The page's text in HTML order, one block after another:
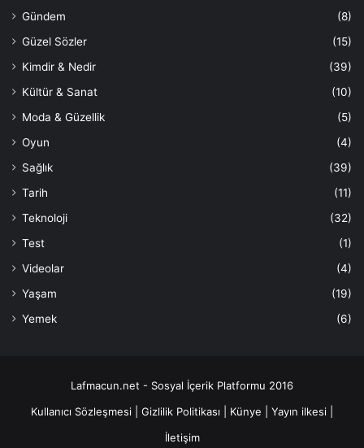
Gündem
(8)
Güzel Sözler
(15)
Kimdir & Nedir
(39)
Kültür & Sanat
(10)
Moda & Güzellik
(5)
Oyun
(4)
Sağlık
(39)
Tarih
(11)
Teknoloji
(32)
Test
(1)
Videolar
(4)
Yaşam
(19)
Yemek
(6)
Lafmacun.net - Sosyal İçerik Platformu 2016
Kullanıcı Sözleşmesi
Gizlilik Politikası Künye Yayın ilkesi
İletişim